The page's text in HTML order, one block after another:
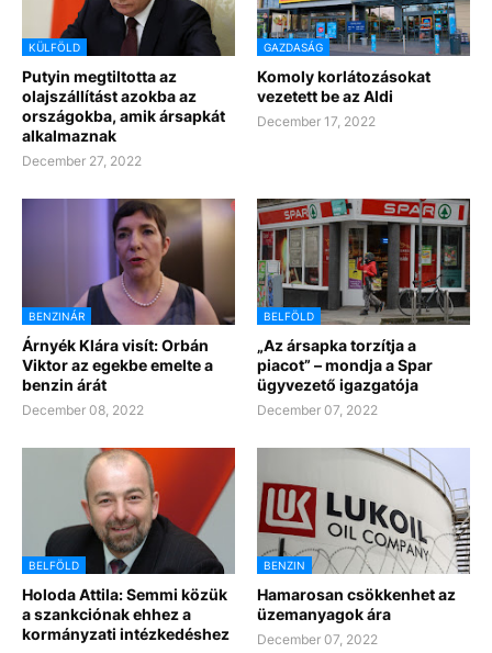
KÜLFÖLD
Putyin megtiltotta az
olajszállítást azokba az
országokba, amik ársapkát
alkalmaznak
December 27, 2022
GAZDASÁG
Komoly korlátozásokat
vezetett be az Aldi
December 17, 2022
BENZINÁR
Árnyék Klára visít: Orbán
Viktor az egekbe emelte a
benzin árát
December 08, 2022
BELFÖLD
„Az ársapka torzítja a
piacot” – mondja a Spar
ügyvezető igazgatója
December 07, 2022
BELFÖLD
Holoda Attila: Semmi közük
a szankciónak ehhez a
kormányzati intézkedéshez
BENZIN
Hamarosan csökkenhet az
üzemanyagok ára
December 07, 2022